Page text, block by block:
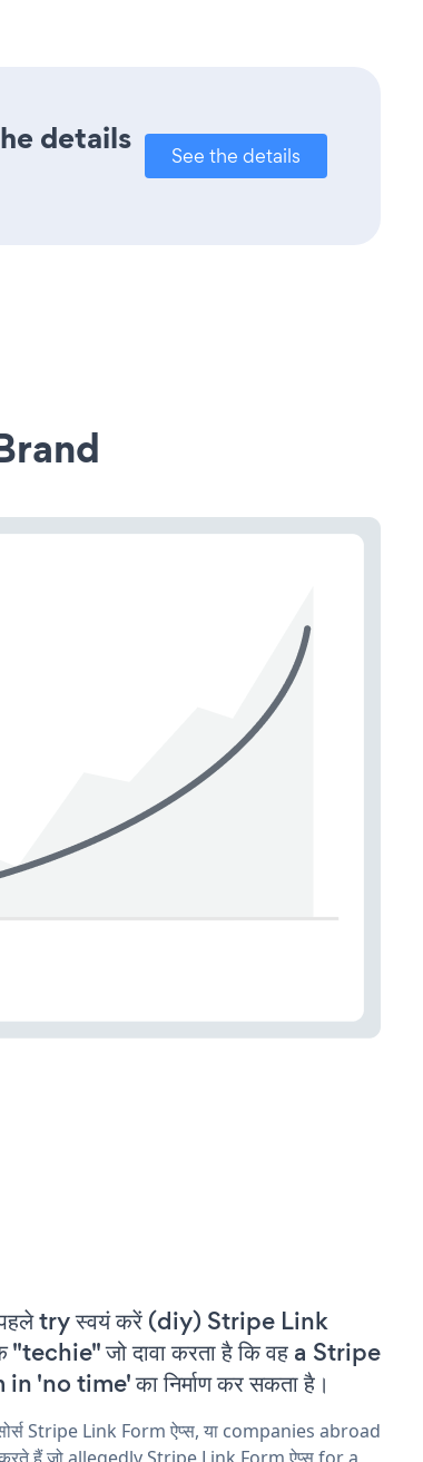
details
See the details
पहले try स्वयं करें (diy) Stripe Link
"techie" जो दावा करता है कि वह a Stripe
'no time' का निर्माण कर सकता है।
Stripe Link Form ऐप्स, या companies abroad